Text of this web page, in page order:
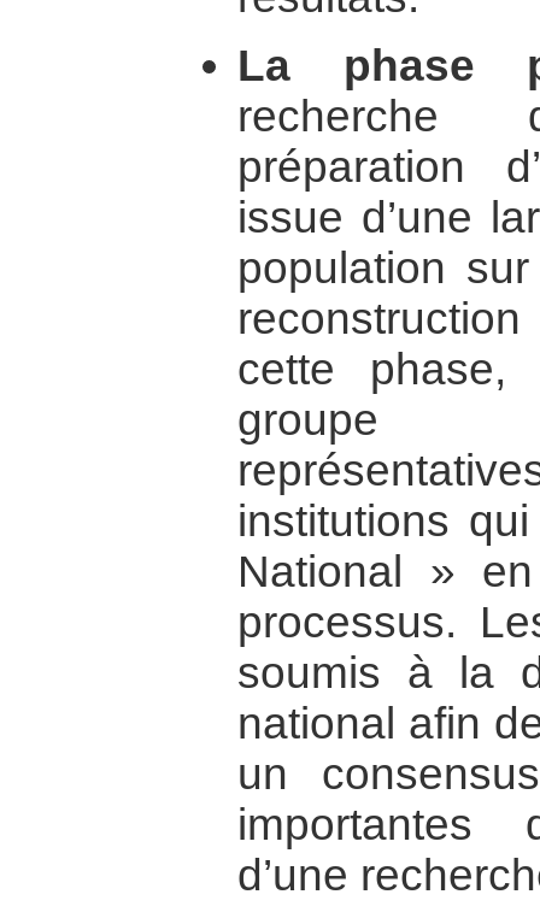
La phase
préparation
issue d’une
population
cette phase,
groupe
institutions
National »
processus.
soumis à la
national afin
un
importantes
d’une